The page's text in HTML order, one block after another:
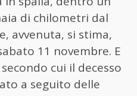
di chilometri dal
avvenuta, si stima,
11 novembre. E
cui il decesso
a seguito delle